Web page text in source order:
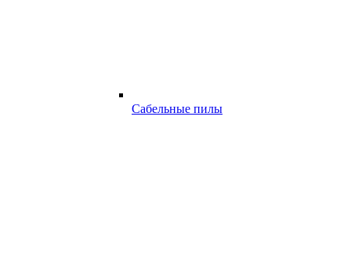
Сабельные пилы